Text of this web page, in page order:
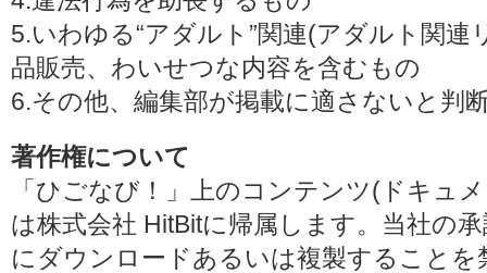
5.いわゆる“アダルト”関連(アダルト関
品販売、わいせつな内容を含むもの
6.その他、編集部が掲載に適さないと判
著作権について
「ひごなび！」上のコンテンツ(ドキュ
は株式会社 HitBitに帰属します。当社の
にダウンロードあるいは複製すること